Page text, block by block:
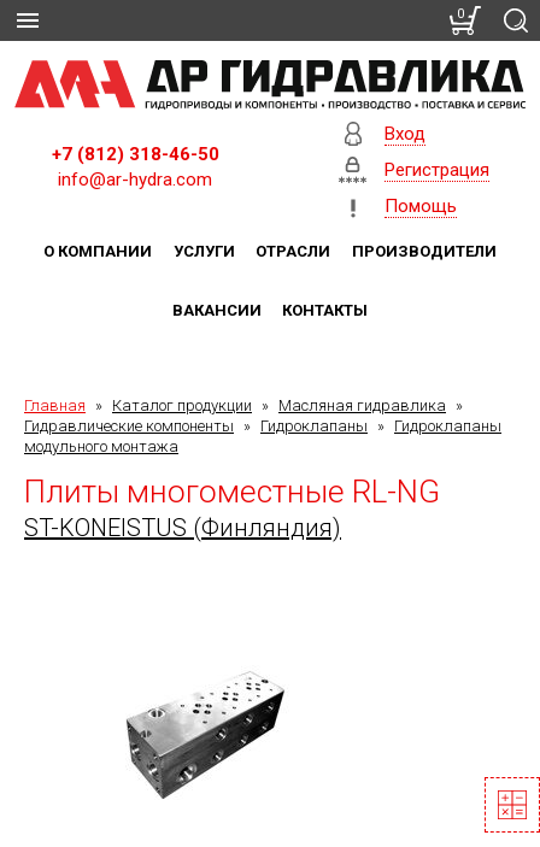
+7 (812) 318-46-50
info@ar-hydra.com
Вход
Регистрация
Помощь
О КОМПАНИИ УСЛУГИ ОТРАСЛИ ПРОИЗВОДИТЕЛИ
ВАКАНСИИ КОНТАКТЫ
Главная » Каталог продукции » Масляная гидравлика
»
Гидравлические компоненты
» Гидроклапаны » Гидроклапаны
модульного монтажа
Плиты многоместные RL-NG
ST-KONEISTUS (Финляндия)
0